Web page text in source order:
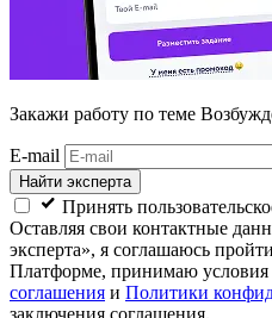
Закажи работу по теме
E-mail
Найти эксперта
Принять
Оставляя свои контактные
эксперта», я соглашаюсь
Платформе, принимаю условия
соглашения и Политики